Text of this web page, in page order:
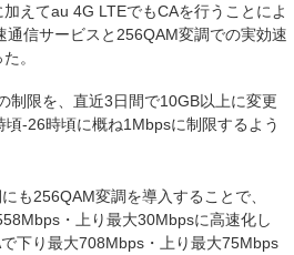
えてau 4G LTEでもCAを行うことによ
信サービスと256QAM変調での実効速
。
制限を、直近3日間で10GB以上に変更
頃-26時頃に概ね1Mbpsに制限するよう
も256QAM変調を導入することで、
・上り最大30Mbpsに高速化し
下り最大708Mbps・上り最大75Mbps